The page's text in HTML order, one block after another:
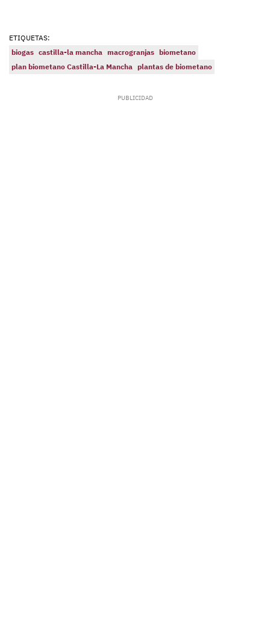
ETIQUETAS:
biogas castilla-la mancha macrogranjas biometano
plan biometano Castilla-La Mancha plantas de biometano